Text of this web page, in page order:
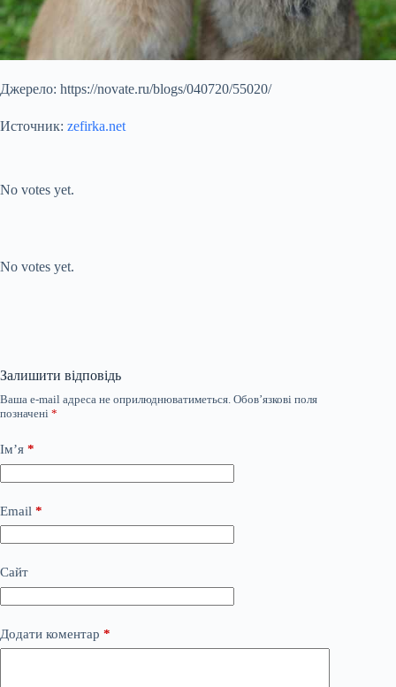
Джерело: https://novate.ru/blogs/040720/55020/
Источник: zefirka.net
No votes yet.
No votes yet.
Залишити відповідь
Ваша e-mail адреса не оприлюднюватиметься. Обов’язкові поля
позначені *
Ім’я *
Email *
Сайт
Додати коментар *